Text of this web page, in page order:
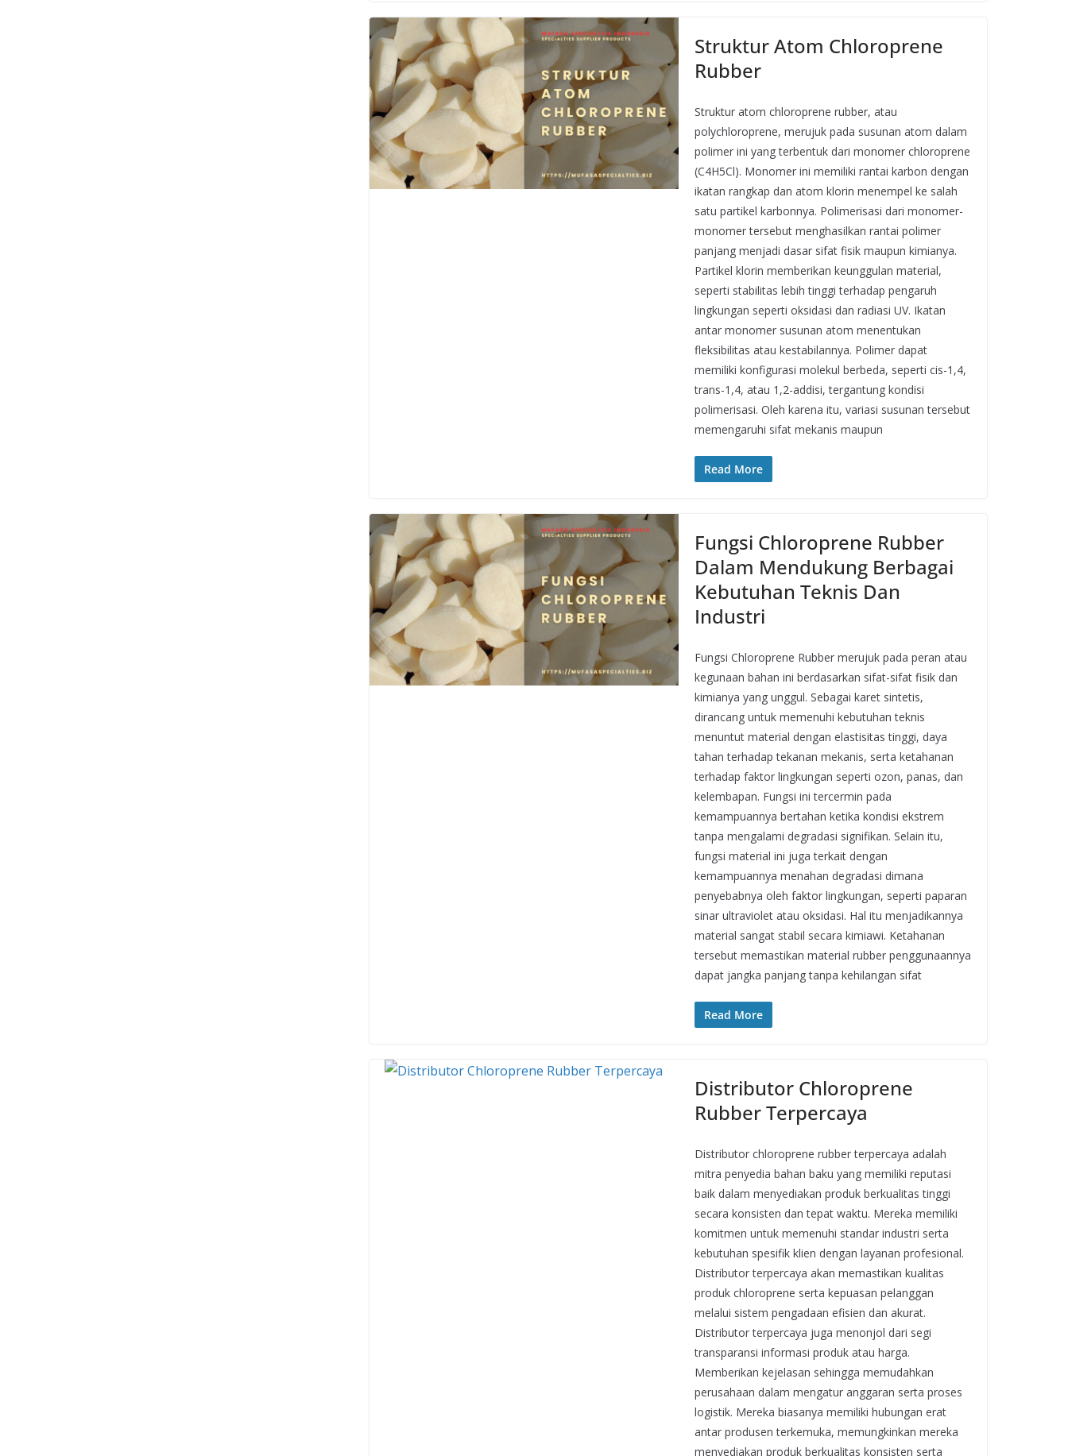
Struktur Atom Chloroprene
Rubber
Struktur atom chloroprene rubber, atau
polychloroprene, merujuk pada susunan atom dalam
polimer ini yang terbentuk dari monomer chloroprene
(C4H5Cl). Monomer ini memiliki rantai karbon dengan
ikatan rangkap dan atom klorin menempel ke salah
satu partikel karbonnya. Polimerisasi dari monomer-
monomer tersebut menghasilkan rantai polimer
panjang menjadi dasar sifat fisik maupun kimianya.
Partikel klorin memberikan keunggulan material,
seperti stabilitas lebih tinggi terhadap pengaruh
lingkungan seperti oksidasi dan radiasi UV. Ikatan
antar monomer susunan atom menentukan
fleksibilitas atau kestabilannya. Polimer dapat
memiliki konfigurasi molekul berbeda, seperti cis-1,4,
trans-1,4, atau 1,2-addisi, tergantung kondisi
polimerisasi. Oleh karena itu, variasi susunan tersebut
memengaruhi sifat mekanis maupun
Read More
Fungsi Chloroprene Rubber
Dalam Mendukung Berbagai
Kebutuhan Teknis Dan
Industri
Fungsi Chloroprene Rubber merujuk pada peran atau
kegunaan bahan ini berdasarkan sifat-sifat fisik dan
kimianya yang unggul. Sebagai karet sintetis,
dirancang untuk memenuhi kebutuhan teknis
menuntut material dengan elastisitas tinggi, daya
tahan terhadap tekanan mekanis, serta ketahanan
terhadap faktor lingkungan seperti ozon, panas, dan
kelembapan. Fungsi ini tercermin pada
kemampuannya bertahan ketika kondisi ekstrem
tanpa mengalami degradasi signifikan. Selain itu,
fungsi material ini juga terkait dengan
kemampuannya menahan degradasi dimana
penyebabnya oleh faktor lingkungan, seperti paparan
sinar ultraviolet atau oksidasi. Hal itu menjadikannya
material sangat stabil secara kimiawi. Ketahanan
tersebut memastikan material rubber penggunaannya
dapat jangka panjang tanpa kehilangan sifat
Read More
Distributor Chloroprene
Rubber Terpercaya
Distributor chloroprene rubber terpercaya adalah
mitra penyedia bahan baku yang memiliki reputasi
baik dalam menyediakan produk berkualitas tinggi
secara konsisten dan tepat waktu. Mereka memiliki
komitmen untuk memenuhi standar industri serta
kebutuhan spesifik klien dengan layanan profesional.
Distributor terpercaya akan memastikan kualitas
produk chloroprene serta kepuasan pelanggan
melalui sistem pengadaan efisien dan akurat.
Distributor terpercaya juga menonjol dari segi
transparansi informasi produk atau harga.
Memberikan kejelasan sehingga memudahkan
perusahaan dalam mengatur anggaran serta proses
logistik. Mereka biasanya memiliki hubungan erat
antar produsen terkemuka, memungkinkan mereka
menyediakan produk berkualitas konsisten serta